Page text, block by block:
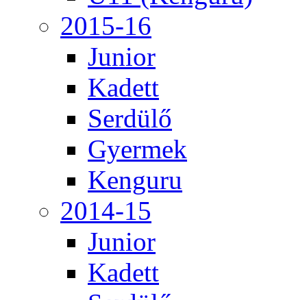
2015-16
Junior
Kadett
Serdülő
Gyermek
Kenguru
2014-15
Junior
Kadett